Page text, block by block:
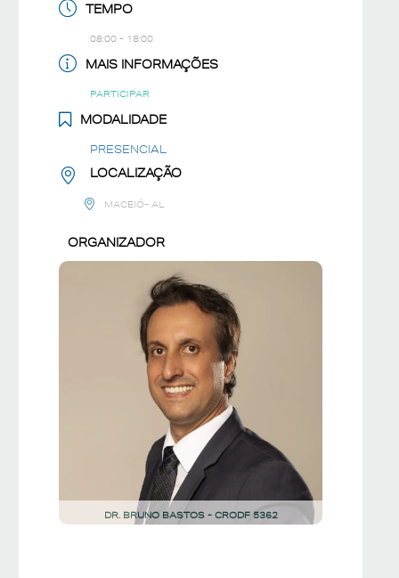
TEMPO
08:00 - 18:00
MAIS INFORMAÇÕES
PARTICIPAR
MODALIDADE
PRESENCIAL
LOCALIZAÇÃO
MACEIÓ- AL
ORGANIZADOR
DR. BRUNO BASTOS - CRODF 5362